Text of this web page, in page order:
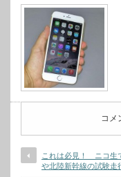
コメ
これは必見！ ニコ生
や北陸新幹線の試験走